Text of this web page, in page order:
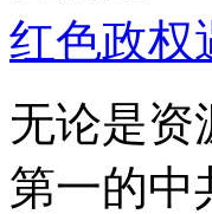
红色政权
无论是资
第一的中